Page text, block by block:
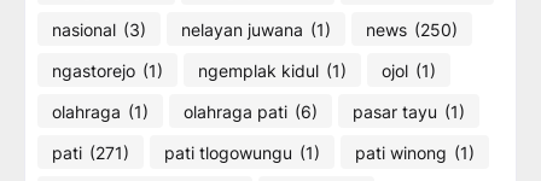
nasional (3) nelayan juwana (1) news (250)
ngastorejo (1) ngemplak kidul (1) ojol (1)
olahraga (1) olahraga pati (6) pasar tayu (1)
pati (271) pati tlogowungu (1) pati winong (1)